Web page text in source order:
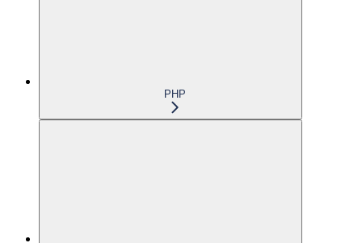
PHP